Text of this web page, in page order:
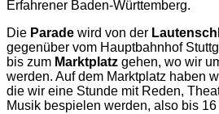
Erfahrener Baden-Württemberg.
Die Parade wird von der
gegenüber vom Hauptbahnhof
bis zum Marktplatz gehen, wo wir
werden. Auf dem Marktplatz haben
die wir eine Stunde mit Reden,
Musik bespielen werden, also bis 16